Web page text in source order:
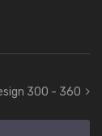
300 - 360